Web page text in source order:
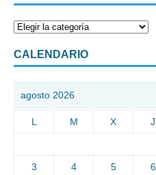
CALENDARIO
agosto 2026
L M X J
3 4 5 6